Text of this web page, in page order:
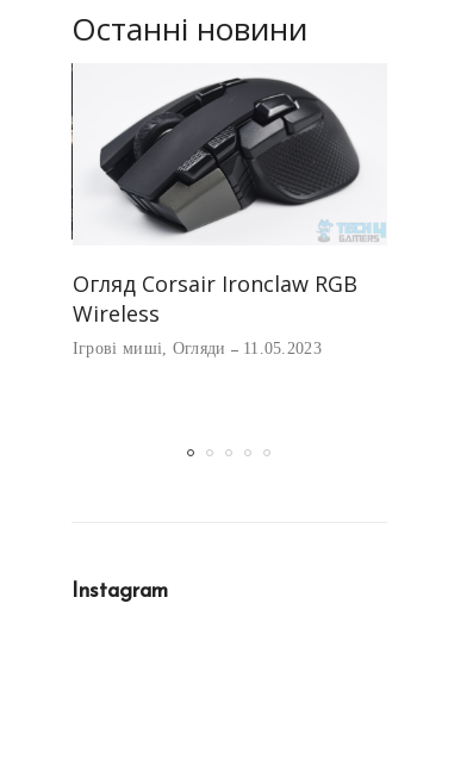
Останні новини
Огляд Corsair Ironclaw RGB
Wireless
Ігрові миші, Огляди 11.05.2023
Instagram